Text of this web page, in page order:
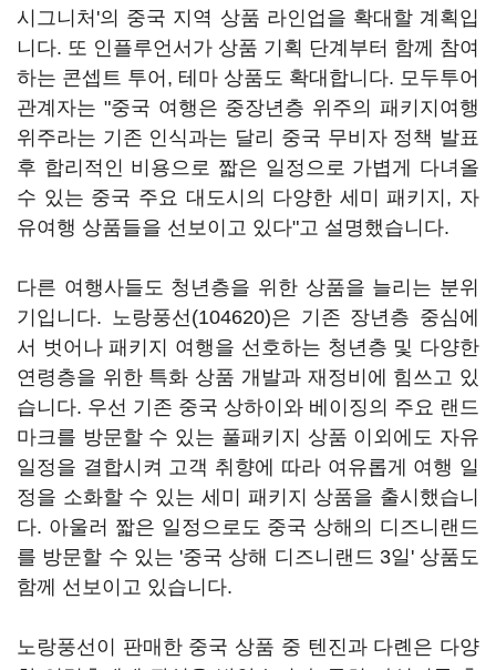
시그니처'의 중국 지역 상품 라인업을 확대할 계획입
니다. 또 인플루언서가 상품 기획 단계부터 함께 참여
하는 콘셉트 투어, 테마 상품도 확대합니다. 모두투어
관계자는 "중국 여행은 중장년층 위주의 패키지여행
위주라는 기존 인식과는 달리 중국 무비자 정책 발표
후 합리적인 비용으로 짧은 일정으로 가볍게 다녀올
수 있는 중국 주요 대도시의 다양한 세미 패키지, 자
유여행 상품들을 선보이고 있다"고 설명했습니다.
다른 여행사들도 청년층을 위한 상품을 늘리는 분위
기입니다. 노랑풍선(104620)은 기존 장년층 중심에
서 벗어나 패키지 여행을 선호하는 청년층 및 다양한
연령층을 위한 특화 상품 개발과 재정비에 힘쓰고 있
습니다. 우선 기존 중국 상하이와 베이징의 주요 랜드
마크를 방문할 수 있는 풀패키지 상품 이외에도 자유
일정을 결합시켜 고객 취향에 따라 여유롭게 여행 일
정을 소화할 수 있는 세미 패키지 상품을 출시했습니
다. 아울러 짧은 일정으로도 중국 상해의 디즈니랜드
를 방문할 수 있는 '중국 상해 디즈니랜드 3일' 상품도
함께 선보이고 있습니다.
노랑풍선이 판매한 중국 상품 중 텐진과 다롄은 다양